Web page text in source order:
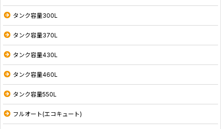
タンク容量300L
タンク容量370L
タンク容量430L
タンク容量460L
タンク容量550L
フルオート(エコキュート)